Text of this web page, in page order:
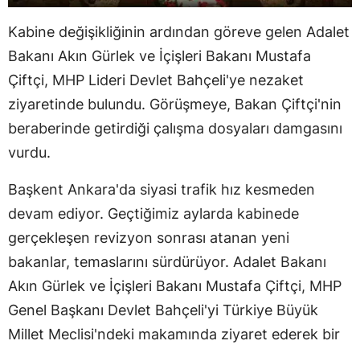
Kabine değişikliğinin ardından göreve gelen Adalet
Bakanı Akın Gürlek ve İçişleri Bakanı Mustafa
Çiftçi, MHP Lideri Devlet Bahçeli'ye nezaket
ziyaretinde bulundu. Görüşmeye, Bakan Çiftçi'nin
beraberinde getirdiği çalışma dosyaları damgasını
vurdu.
Başkent Ankara'da siyasi trafik hız kesmeden
devam ediyor. Geçtiğimiz aylarda kabinede
gerçekleşen revizyon sonrası atanan yeni
bakanlar, temaslarını sürdürüyor. Adalet Bakanı
Akın Gürlek ve İçişleri Bakanı Mustafa Çiftçi, MHP
Genel Başkanı Devlet Bahçeli'yi Türkiye Büyük
Millet Meclisi'ndeki makamında ziyaret ederek bir